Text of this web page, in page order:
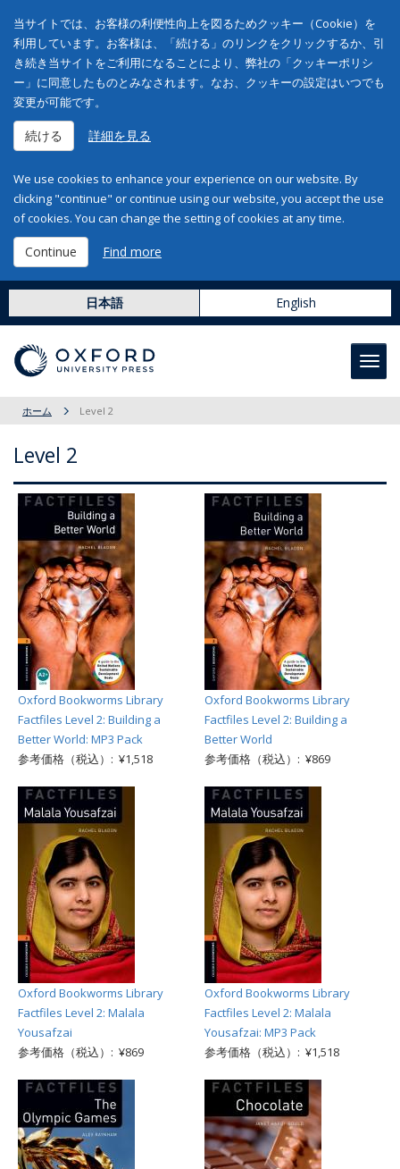
当サイトでは、お客様の利便性向上を図るためクッキー（Cookie）を
利用しています。お客様は、「続ける」のリンクをクリックするか、引
き続き当サイトをご利用になることにより、弊社の「クッキーポリシ
ー」に同意したものとみなされます。なお、クッキーの設定はいつでも
変更が可能です。
続ける 詳細を見る
We use cookies to enhance your experience on our website. By
clicking "continue" or continue using our website, you accept the use
of cookies. You can change the setting of cookies at any time.
Continue Find more
日本語 English
ホーム Level 2
Level 2
Oxford Bookworms Library
Factfiles Level 2: Building a
Better World: MP3 Pack
参考価格（税込）: ¥1,518
Oxford Bookworms Library
Factfiles Level 2: Building a
Better World
参考価格（税込）: ¥869
Oxford Bookworms Library
Factfiles Level 2: Malala
Yousafzai
参考価格（税込）: ¥869
Oxford Bookworms Library
Factfiles Level 2: Malala
Yousafzai: MP3 Pack
参考価格（税込）: ¥1,518